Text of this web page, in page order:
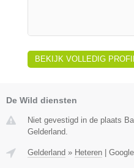
BEKIJK VOLLEDIG
De Wild diensten
Niet gevestigd in de plaats
Gelderland.
Gelderland » Heteren